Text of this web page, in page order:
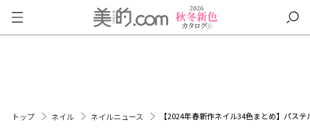
トップ ネイル ネイルニュース 【2024年春新作ネイル34色まとめ】パス